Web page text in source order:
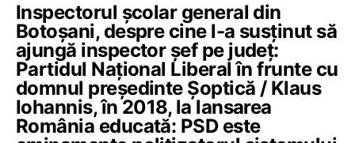
Inspectorul școlar general din
Botoșani, despre cine l-a susținut să
ajungă inspector șef pe județ:
Partidul Național Liberal în frunte cu
domnul președinte Șoptică / Klaus
Iohannis, în 2018, la lansarea
România educată: PSD este